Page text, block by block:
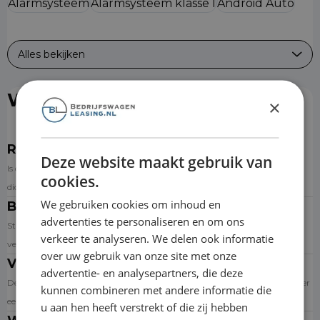
AlarmsysteemAlarmsysteem klasse I Android Auto
Alles bekijken
Wat is er inbegrepen?
Reparatie & onderhoud
Is de auto toe aan onderhoud? Dan kun je een afspraak inplannen bij de
dichtstbijzijnde aangesloten garage via de website.
Banden
Standaard wordt de auto op premium zomerbanden geleverd. Banden
versleten? Dan krijg je een nieuwe set.
Verzekering
De auto is standaard WA Casco verzekerd. Bij niet verhaalbare schade is er
een eigen bijdrage.
×
Deze website maakt gebruik van
cookies.
We gebruiken cookies om inhoud en
advertenties te personaliseren en om ons
verkeer te analyseren. We delen ook informatie
over uw gebruik van onze site met onze
advertentie- en analysepartners, die deze
kunnen combineren met andere informatie die
u aan hen heeft verstrekt of die zij hebben